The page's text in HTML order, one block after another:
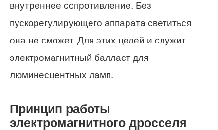
внутреннее сопротивление. Без
пускорегулирующего аппарата светиться
она не сможет. Для этих целей и служит
электромагнитный балласт для
люминесцентных ламп.
Принцип работы
электромагнитного дросселя